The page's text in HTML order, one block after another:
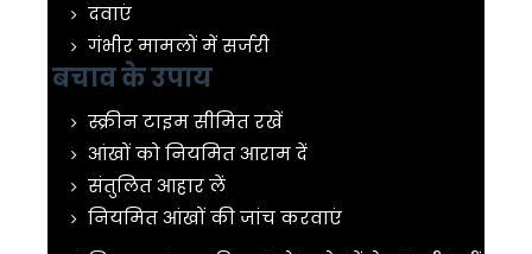
दवाएं
गंभीर मामलों में सर्जरी
बचाव के उपाय
स्क्रीन टाइम सीमित रखें
आंखों को नियमित आराम दें
संतुलित आहार लें
नियमित आंखों की जांच करवाएं